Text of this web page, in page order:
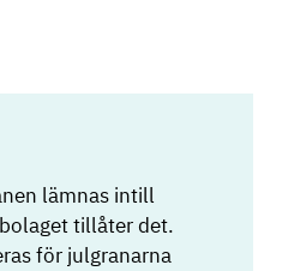
lämnas intill
tillåter det.
för julgranarna